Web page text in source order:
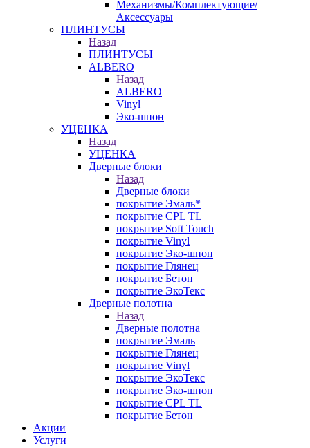
Механизмы/Комплектующие/
Аксессуары
ПЛИНТУСЫ
Назад
ПЛИНТУСЫ
ALBERO
Назад
ALBERO
Vinyl
Эко-шпон
УЦЕНКА
Назад
УЦЕНКА
Дверные блоки
Назад
Дверные блоки
покрытие Эмаль*
покрытие CPL TL
покрытие Soft Touch
покрытие Vinyl
покрытие Эко-шпон
покрытие Глянец
покрытие Бетон
покрытие ЭкоТекс
Дверные полотна
Назад
Дверные полотна
покрытие Эмаль
покрытие Глянец
покрытие Vinyl
покрытие ЭкоТекс
покрытие Эко-шпон
покрытие CPL TL
покрытие Бетон
Акции
Услуги